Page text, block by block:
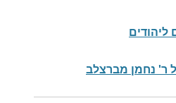
ליהודים
ר' נחמן מברצלב